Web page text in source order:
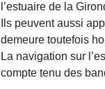
l’estuaire de la
Ils peuvent aussi
demeure toutefois
La navigation sur
compte tenu des